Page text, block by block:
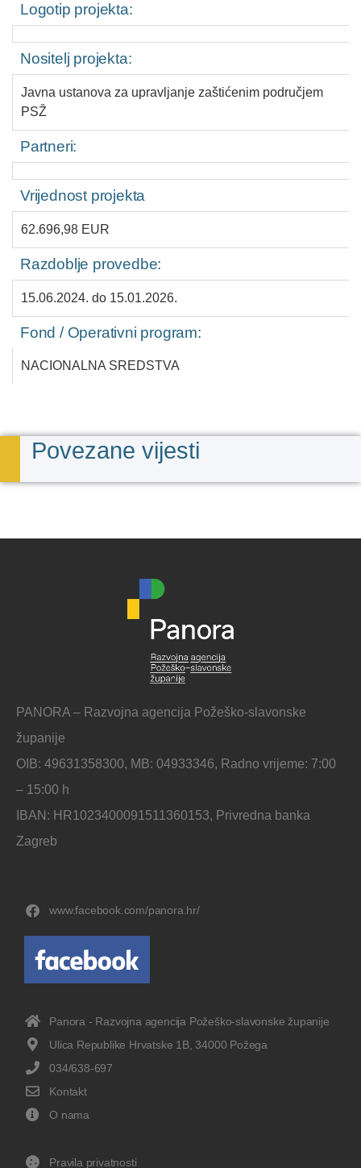
Logotip projekta:
Nositelj projekta:
Javna ustanova za upravljanje zaštićenim područjem
PSŽ
Partneri:
Vrijednost projekta
62.696,98 EUR
Razdoblje provedbe:
15.06.2024. do 15.01.2026.
Fond / Operativni program:
NACIONALNA SREDSTVA
Povezane vijesti
PANORA – Razvojna agencija Požeško-slavonske
županije
OIB: 49631358300, MB: 04933346, Radno vrijeme: 7:00
– 15:00 h
IBAN: HR1023400091511360153, Privredna banka
Zagreb
www.facebook.com/panora.hr/
Panora - Razvojna agencija Požeško-slavonske županije
Ulica Republike Hrvatske 1B, 34000 Požega
034/638-697
Kontakt
O nama
Pravila privatnosti